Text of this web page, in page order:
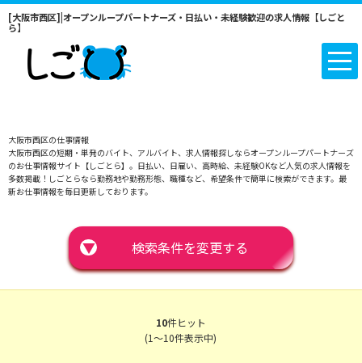
[大阪市西区]|オープンループパートナーズ・日払い・未経験歓迎の求人情報【しごと
ら】
大阪市西区の仕事情報
大阪市西区の短期・単発のバイト、アルバイト、求人情報探しならオープンループパートナーズ
のお仕事情報サイト【しごとら】。日払い、日雇い、高時給、未経験OKなど人気の求人情報を
多数掲載！しごとらなら勤務地や勤務形態、職種など、希望条件で簡単に検索ができます。最
新お仕事情報を毎日更新しております。
▼ 検索条件を変更する
10件ヒット
(1～10件表示中)